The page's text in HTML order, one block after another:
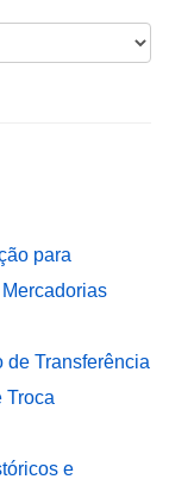
para
de Transferência
Troca
e